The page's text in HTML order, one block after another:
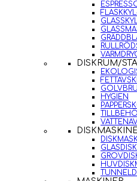
DISKRUM/
HYGIEN